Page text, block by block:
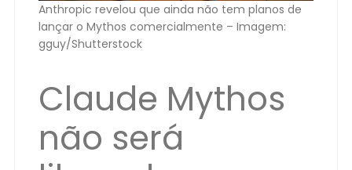
Anthropic revelou que ainda não tem planos de
lançar o Mythos comercialmente – Imagem:
gguy/Shutterstock
Claude Mythos
não será